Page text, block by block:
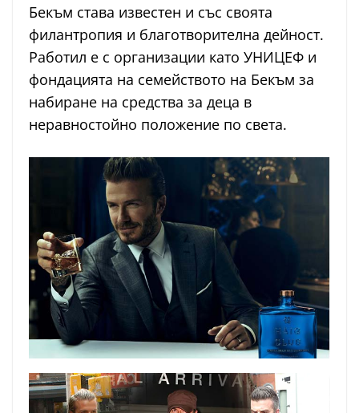
Бекъм става известен и със своята
филантропия и благотворителна дейност.
Работил е с организации като УНИЦЕФ и
фондацията на семейството на Бекъм за
набиране на средства за деца в
неравностойно положение по света.